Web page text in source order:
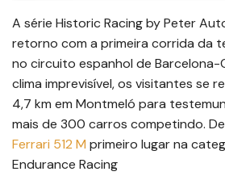
A série Historic Racing by Peter
retorno com a primeira corrida da
no circuito espanhol de Barcelona-
clima imprevisível, os visitantes se
4,7 km em Montmeló para
mais de 300 carros competindo.
Ferrari 512 M primeiro lugar na
Endurance Racing